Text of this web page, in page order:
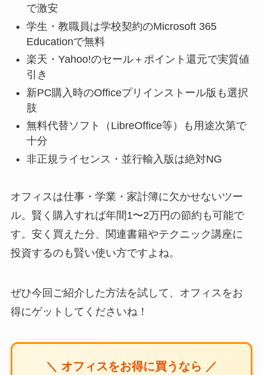
で激安
学生・教職員は学校契約のMicrosoft 365
Educationで無料
楽天・Yahoo!のセール＋ポイント還元で実質値
引き
新PC購入時のOfficeプリインストール版も選択
肢
無料代替ソフト（LibreOffice等）も用途次第で
十分
非正規ライセンス・並行輸入版は絶対NG
オフィスは仕事・学業・家計簿に欠かせないツー
ル。賢く購入すれば年間1〜2万円の節約も可能で
す。安く買えた分、関連書籍やテクニック講座に
投資するのも賢い使い方ですよね。
ぜひ今回ご紹介した方法を試して、オフィスをお
得にゲットしてくださいね！
＼ オフィスをお得に買うなら ／